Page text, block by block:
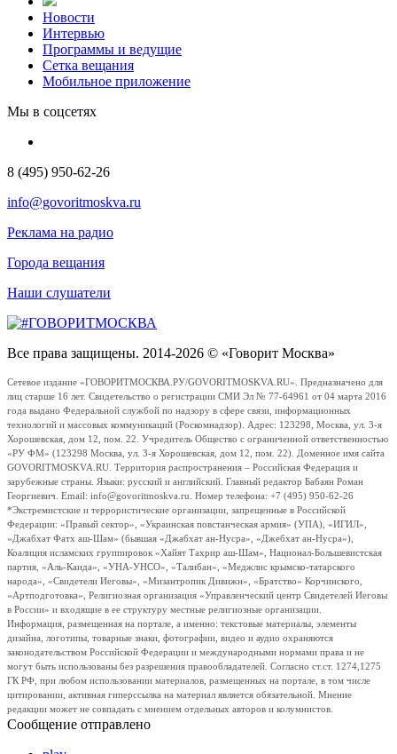
Новости
Интервью
Программы и ведущие
Сетка вещания
Мобильное приложение
Мы в соцсетях
8 (495) 950-62-26
info@govoritmoskva.ru
Реклама на радио
Города вещания
Наши слушатели
Все права защищены. 2014-2026 © «Говорит Москва»
Сетевое издание «ГОВОРИТМОСКВА.РУ/GOVORITMOSKVA.RU». Предназначено для
лиц старше 16 лет. Свидетельство о регистрации СМИ Эл № 77-64961 от 04 марта 2016
года выдано Федеральной службой по надзору в сфере связи, информационных
технологий и массовых коммуникаций (Роскомнадзор). Адрес: 123298, Москва, ул. 3-я
Хорошевская, дом 12, пом. 22. Учредитель Общество с ограниченной ответственностью
«РУ ФМ» (123298 Москва, ул. 3-я Хорошевская, дом 12, пом. 22). Доменное имя сайта
GOVORITMOSKVA.RU. Территория распространения – Российская Федерация и
зарубежные страны. Языки: русский и английский. Главный редактор Бабаян Роман
Георгиевич. Email: info@govoritmoskva.ru. Номер телефона: +7 (495) 950-62-26
*Экстремистские и террористические организации, запрещенные в Российской
Федерации: «Правый сектор», «Украинская повстанческая армия» (УПА), «ИГИЛ»,
«Джабхат Фатх аш-Шам» (бывшая «Джабхат ан-Нусра», «Джебхат ан-Нусра»),
Коалиция исламских группировок «Хайят Тахрир аш-Шам», Национал-Большевистская
партия, «Аль-Каида», «УНА-УНСО», «Талибан», «Меджлис крымско-татарского
народа», «Свидетели Иеговы», «Мизантропик Дивижн», «Братство» Корчинского,
«Артподготовка», Религиозная организация «Управленческий центр Свидетелей Иеговы
в России» и входящие в ее структуру местные религиозные организации.
Информация, размещенная на портале, а именно: текстовые материалы, элементы
дизайна, логотипы, товарные знаки, фотографии, видео и аудио охраняются
законодательством Российской Федерации и международными нормами права и не
могут быть использованы без разрешения правообладателей. Согласно ст.ст. 1274,1275
ГК РФ, при любом использовании материалов, размещенных на портале, в том числе
цитировании, активная гиперссылка на материал является обязательной. Мнение
редакции может не совпадать с мнением отдельных авторов и колумнистов.
Сообщение отправлено